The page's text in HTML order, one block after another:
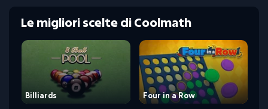
Le migliori scelte di Coolmath
Billiards Four in a Row